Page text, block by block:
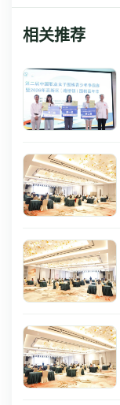
相关推荐